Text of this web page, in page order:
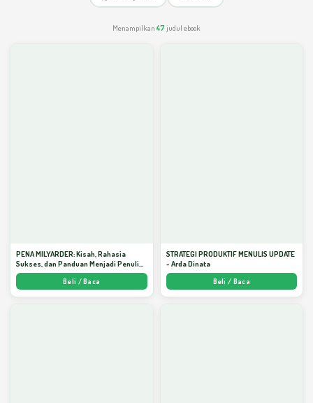
Menampilkan47 judul ebook
PENA MILYARDER: Kisah, Rahasia
Sukses, dan Panduan Menjadi Penulis 1
Milyar di KBM App dari Nol - Arda Dinata
Beli / Baca
STRATEGI PRODUKTIF MENULIS UPDATE
- Arda Dinata
Beli / Baca